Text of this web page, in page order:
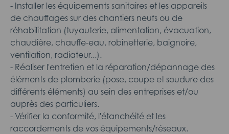
- Installer les équipements sanitaires et les appareils
de chauffages sur des chantiers neufs ou de
réhabilitation (tuyauterie, alimentation, évacuation,
chaudière, chauffe-eau, robinetterie, baignoire,
ventilation, radiateur...).
- Réaliser l'entretien et la réparation/dépannage des
éléments de plomberie (pose, coupe et soudure des
différents éléments) au sein des entreprises et/ou
auprès des particuliers.
- Vérifier la conformité, l'étanchéité et les
raccordements de vos équipements/réseaux.